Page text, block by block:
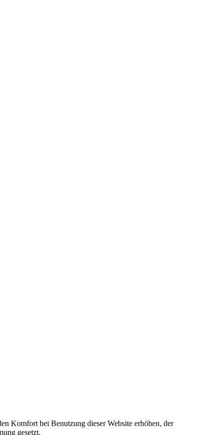
Komfort bei Benutzung dieser Website erhöhen, der
gesetzt.